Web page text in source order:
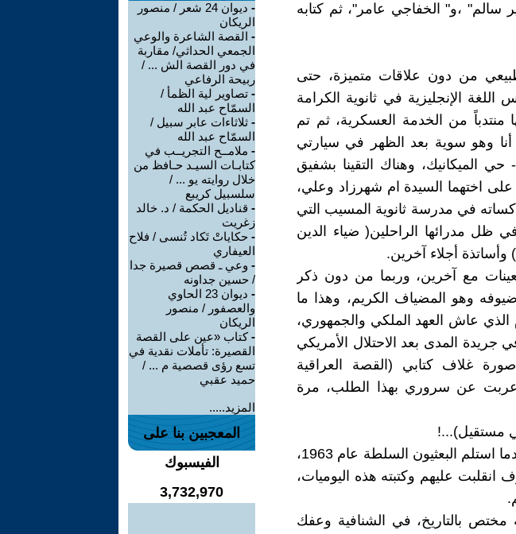
سالم" ،و" الخفاجي عامر"، ثم كتابه
من دون علاقات متميزة، حتى
الإنجليزية في ثانوية الكرامة
1889م، وكان حينها منتدباً من الخدمة العسكرية، ثم تم
أنا وهو سوية بعد الظهر في سيارتي
الميكانيك، وهناك التقينا بشفيق
اختهما السيدة ام شهرزاد وعلي،
في مدرسة ثانوية المسيب التي
ظل مدرائها الراحلين( ضياء الدين
أجلاء آخرين.
مع آخرين، وربما من دون ذكر
وهو المضياف الكريم، وهذا ما
الذي عاش العهد الملكي والجمهوري،
المدى بعد الاحتلال الأمريكي
غلاف كتابي (القصة العراقية
عن سروري بهذا الطلب، مرة
مستقيل)...!
ابتسم كعادته، وأجابني ؛ انه كان شيوعياً، وعندما استلم البعثيون السلطة عام 1963،
عليهم وكتبته هذه اليوميات،
بالتاريخ، في الشنافية وعفك
-
ديوان 24 شعر / منصور
الريكان
- القصة الشاعرة والوعي
الجمعي الحداثي/ مقاربة
في دور القصة الش ... /
ربيحة الرفاعي
- تصاوير لية الظمأ /
السمّاح عبد الله
- ثلاثاءات عابر سبيل /
السمّاح عبد الله
- ملامــح التجريــب في
كتابـات السيـد حـافظ من
خلال روايته يو ... /
سلسبيل كريبع
- قناديل الحكمة / د. خالد
زغريت
- حكاياتْ تَكاد تُنسى / فلاح
العيفاري
- وعي ـ قصص قصيرة جدا
/ حسين جداونه
-
ديوان 23 الحاوي
والعصفور / منصور
الريكان
-كتاب «عين على القصة
القصيرة: تأملات نقدية في
تسع رؤى قصصية م ... /
حميد عقبي
المزيد.....
المعجبين بنا على
الفيسبوك
3,732,970